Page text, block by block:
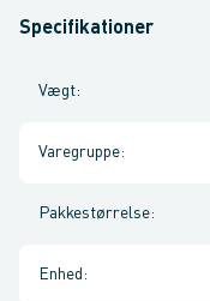
Specifikationer
Vægt:
Varegruppe:
Pakkestørrelse:
Enhed :